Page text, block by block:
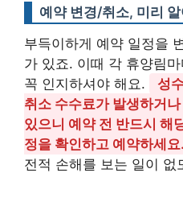
예약 변경/취소, 미리
부득이하게 예약 일정을
가 있죠. 이때 각 휴양림
꼭 인지하셔야 해요.
성
취소 수수료가 발생하거
있으니 예약 전 반드시 해
정을 확인하고 예약하세요.
전적 손해를 보는 일이 없